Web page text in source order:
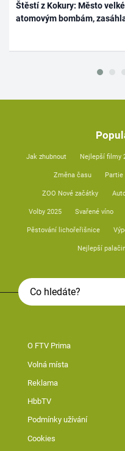
Štěstí z Kokury: Město
atomovým bombám,
Jak zhubnout Nejlepší filmy
Změna času Partie
ZOO Nové začátky
Volby 2025 Svařené víno
Pěstování lichořeřišnice
Nejlepší
O FTV Prima
Volná místa
Reklama
HbbTV
Podmínky užívání
Cookies